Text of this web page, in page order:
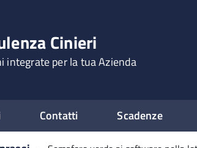
Cinieri
integrate per la tua Azienda
Contatti Scadenze